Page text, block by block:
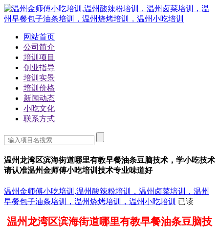
网站首页
公司简介
培训项目
创业指导
培训实景
培训价格
新闻动态
小吃文化
联系方式
温州龙湾区滨海街道哪里有教早餐油条豆脑技术，学小吃技术
请认准温州金师傅小吃培训技术专业味道好
温州金师傅小吃培训,温州酸辣粉培训，温州卤菜培训，温州
早餐包子油条培训，温州烧烤培训，温州小吃培训 已读
温州龙湾区滨海街道哪里有教早餐油条豆脑技